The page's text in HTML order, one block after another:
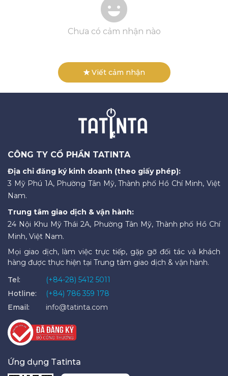
Chưa có cảm nhận nào
Viết cảm nhận
CÔNG TY CỔ PHẦN TATINTA
Địa chỉ đăng ký kinh doanh (theo giấy phép):
3 Mỹ Phú 1A, Phường Tân Mỹ, Thành phố Hồ Chí Minh, Việt
Nam.
Trung tâm giao dịch & vận hành:
24 Nội Khu Mỹ Thái 2A, Phường Tân Mỹ, Thành phố Hồ Chí
Minh, Việt Nam.
Mọi giao dịch, làm việc trực tiếp, gặp gỡ đối tác và khách
hàng được thực hiện tại Trung tâm giao dịch & vận hành.
Tel:
(+84-28) 5412 5011
Hotline:
(+84) 786 359 178
Email:
info@tatinta.com
Ứng dụng Tatinta